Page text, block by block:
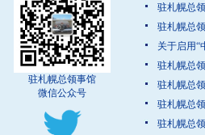
民注意户外活动安全
驻札幌总领事馆
微信公众号
驻札幌总
驻札幌总
关于启用“
驻札幌总
驻札幌总
驻札幌总
驻札幌总